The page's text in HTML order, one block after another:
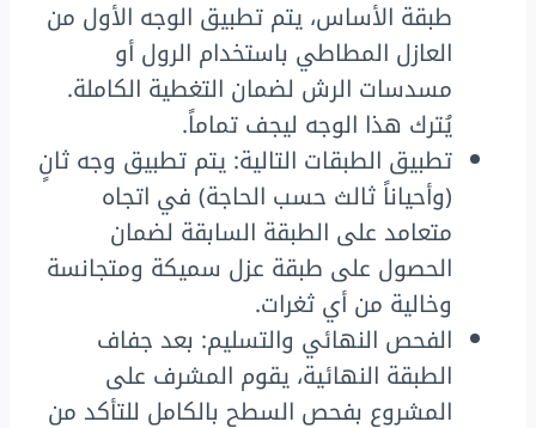
طبقة الأساس، يتم تطبيق الوجه الأول من
العازل المطاطي باستخدام الرول أو
مسدسات الرش لضمان التغطية الكاملة.
يُترك هذا الوجه ليجف تماماً.
تطبيق الطبقات التالية: يتم تطبيق وجه ثانٍ
(وأحياناً ثالث حسب الحاجة) في اتجاه
متعامد على الطبقة السابقة لضمان
الحصول على طبقة عزل سميكة ومتجانسة
وخالية من أي ثغرات.
الفحص النهائي والتسليم: بعد جفاف
الطبقة النهائية، يقوم المشرف على
المشروع بفحص السطح بالكامل للتأكد من